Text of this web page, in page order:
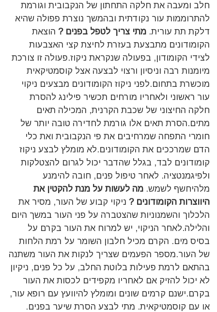
חלב ומעבה את חלקה התחתון של הנקבובית וגורמת
להתרוממות עור נקודתית ובהמשך נוצרת פפולה שהיא
דלקת תת עורית. מתי צריך לטפל בפנים ? הוצאת
הקומודונים מתבצעת בעזרת לחיצת קצי האצבעות
לצידי הקומודון, בפעולה שנקראת ניקוז.פעולה זו צורכת
מיומנות רבה וניסיון ורצוי לבצעה אצל קוסמטיקאית
מוכשרת בתחום.לפני ניקוז הקומודונים מבצעים ניקוי
עור ראשוני ולאחריו מורחים תכשיר פילינג להסרת
חלקה החיצוני של שכבת הקרנית, המכילה תאים
מתים.הסרת תאים אלו גורמת לחדירה טובה יותר של
חומרי התפחה שמרחיבים את פי הנקבובית ואת כלי
הדם שמרככים את הקומודונים.לא מומלץ לבצע ניקוז
קומודונים לבד, בגלל שהדבר יכול לגרום להצטלקות
ולפיגמנטציה. לאחר טיפול פנים, חובה להימנע
מלהיחשף לשמש. מה לעשות על מנת להקטין את
היווצרות הקומודונים ? ניקוי קבוע של העור, מסיר את
הלכלוך והשמנוניות שהצטברה על פני העור במשך היום
והלילה.לאחר הניקוי, יש למרוח את העור בקרם על
בסיס מים. הקרם מכיל חלבון השומר על רמת הלחות
של העור.מספר הפעמים שצריך לנקות את העור משתנה
בהתאם לרמת פעילות בלוטת החלב, על כל פנים, ניקיון
לא יכול להזיק אם לאחריו מקפידים לכסות את העור
בקרם.ישנם קרמים שונים ומומלץ להיוועץ עם רופא עור,
או עם קוסמטיקאית. מתי לבצע הסרת שיער בפנים.